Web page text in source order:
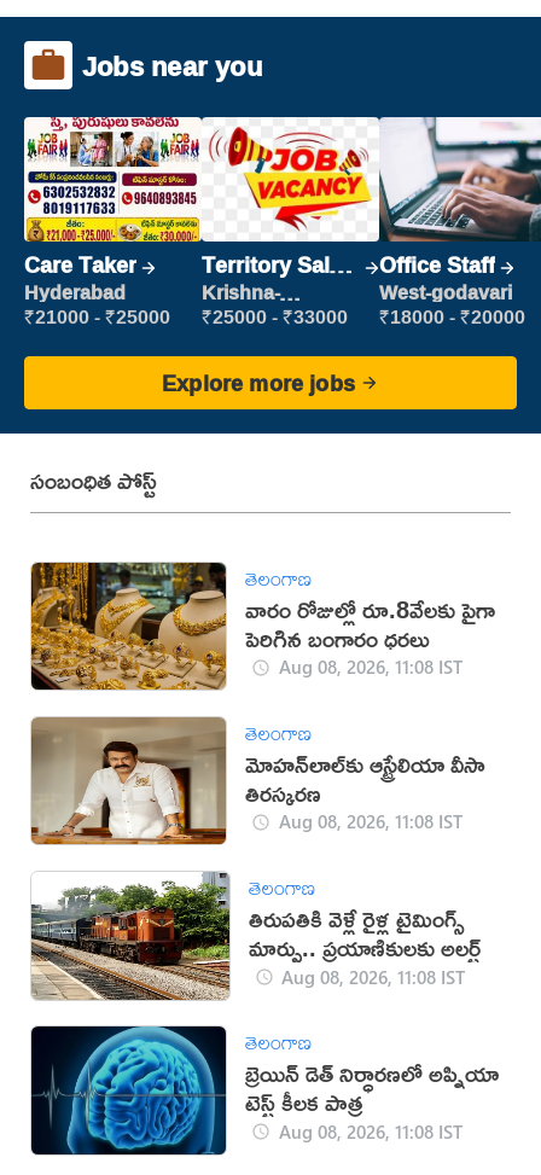
Jobs near you
Care Taker
Hyderabad
₹21000 - ₹25000
Territory Sales
Manager
Krishna-
vijayawada
₹25000 - ₹33000
Office Staff
West-godavari
₹18000 - ₹20000
Explore more jobs
సంబంధిత పోస్ట్
తెలంగాణ
వారం రోజుల్లో రూ.8వేలకు పైగా
పెరిగిన బంగారం ధరలు
Aug 08, 2026, 11:08 IST
తెలంగాణ
మోహన్‌లాల్‌కు ఆస్ట్రేలియా వీసా
తిరస్కరణ
Aug 08, 2026, 11:08 IST
తెలంగాణ
తిరుపతికి వెళ్లే రైళ్ల టైమింగ్స్
మార్పు.. ప్రయాణికులకు అలర్ట్
Aug 08, 2026, 11:08 IST
తెలంగాణ
బ్రెయిన్ డెత్ నిర్ధారణలో అప్నియా
టెస్ట్ కీలక పాత్ర
Aug 08, 2026, 11:08 IST